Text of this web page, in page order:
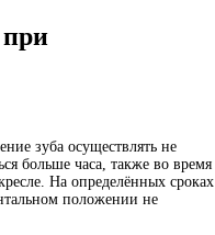
при
зуба осуществлять не
больше часа, также во время
На определённых сроках
положении не